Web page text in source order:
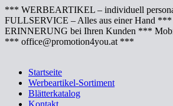
Springe
zum
Inhalt
*** WERBEARTIKEL – individuell
FULLSERVICE – Alles aus einer Hand
ERINNERUNG bei Ihren Kunden ***
*** office@promotion4you.at ***
Startseite
Werbeartikel-Sortiment
Blätterkatalog
Kontakt